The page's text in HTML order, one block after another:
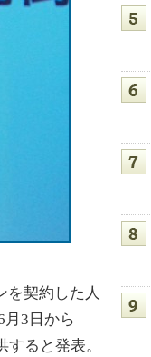
を契約した人
3日から
ると発表。